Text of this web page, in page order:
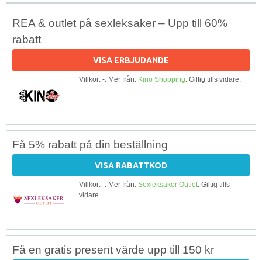
REA & outlet på sexleksaker – Upp till 60%
rabatt
VISA ERBJUDANDE
Villkor: -. Mer från: Kino Shopping. Giltig tills vidare.
Få 5% rabatt på din beställning
VISA RABATTKOD
Villkor: -. Mer från: Sexleksaker Outlet. Giltig tills
vidare.
Få en gratis present värde upp till 150 kr